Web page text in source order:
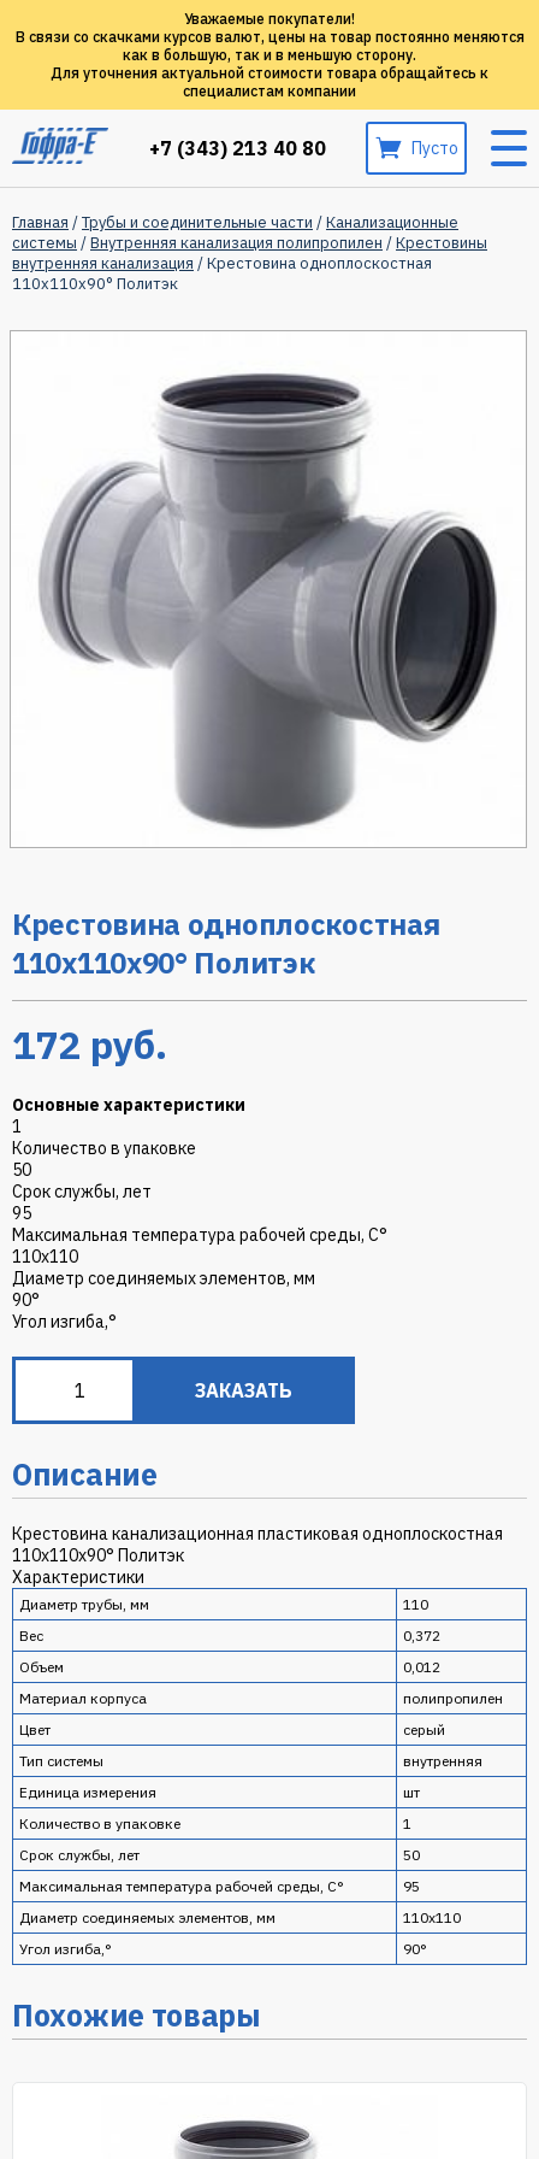
Уважаемые покупатели!
В связи со скачками курсов валют, цены на товар постоянно меняются
как в большую, так и в меньшую сторону.
Для уточнения актуальной стоимости товара обращайтесь к
специалистам компании
+7 (343) 213 40 80 Пусто
Главная /Трубы и соединительные части /Канализационные
системы /Внутренняя канализация полипропилен /Крестовины
внутренняя канализация / Крестовина одноплоскостная
110х110х90° Политэк
Крестовина одноплоскостная
110х110х90° Политэк
172 руб.
Основные характеристики
1
Количество в упаковке
50
Срок службы, лет
95
Максимальная температура рабочей среды, С°
110х110
Диаметр соединяемых элементов, мм
90°
Угол изгиба,°
ЗАКАЗАТЬ
Описание
Крестовина канализационная пластиковая одноплоскостная
110х110х90° Политэк
Характеристики
Диаметр трубы, мм
110
Вес
0,372
Объем
0,012
Материал корпуса
полипропилен
Цвет
серый
Тип системы
внутренняя
Единица измерения
шт
Количество в упаковке
1
Срок службы, лет
50
Максимальная температура рабочей среды, С°
95
Диаметр соединяемых элементов, мм
110х110
Угол изгиба,°
90°
Похожие товары